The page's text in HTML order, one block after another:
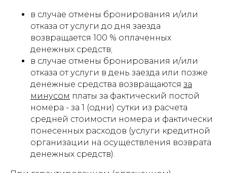
в случае отмены бронирования и/или
отказа от услуги до дня заезда
возвращается 100 % оплаченных
денежных средств;
в случае отмены бронирования и/или
отказа от услуги в день заезда или позже
денежные средства возвращаются за
минусом платы за фактический постой
номера - за 1 (одни) сутки из расчета
средней стоимости номера и фактически
понесенных расходов (услуги кредитной
организации на осуществления возврата
денежных средств).